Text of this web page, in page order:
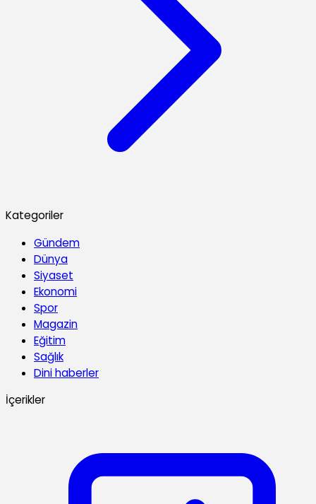
Kategoriler
Gündem
Dünya
Siyaset
Ekonomi
Spor
Magazin
Eğitim
Sağlık
Dini haberler
İçerikler